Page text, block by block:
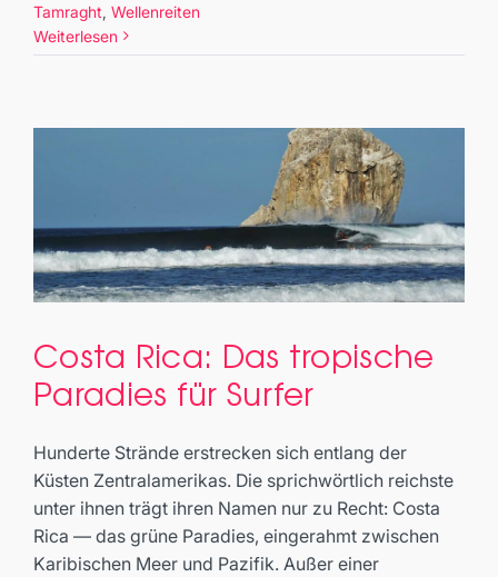
Tamraght, Wellenreiten
Weiterlesen
Costa Rica: Das tropische
Travel
Costa Rica: Das tropische
Paradies für Surfer
Hunderte Strände erstrecken sich entlang der
Küsten Zentralamerikas. Die sprichwörtlich reichste
unter ihnen trägt ihren Namen nur zu Recht: Costa
Rica — das grüne Paradies, eingerahmt zwischen
Karibischen Meer und Pazifik. Außer einer